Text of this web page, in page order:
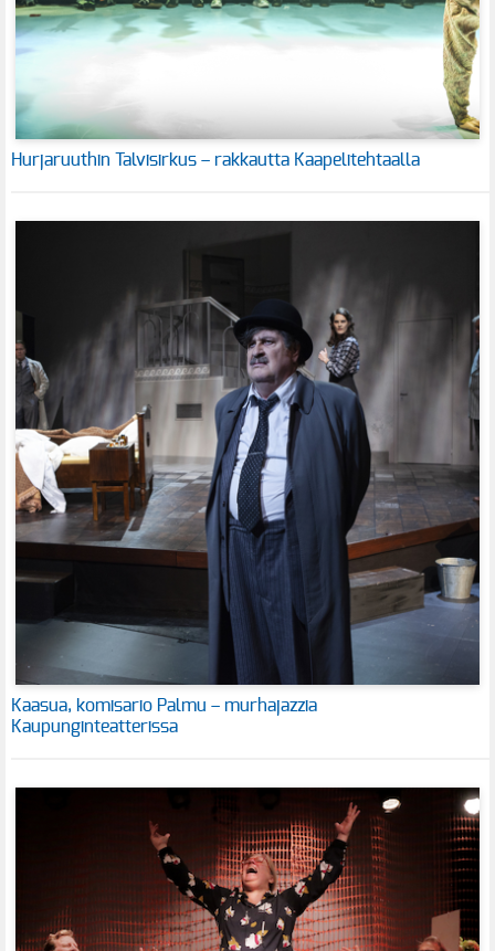
Hurjaruuthin Talvisirkus – rakkautta Kaapelitehtaalla
Kaasua, komisario Palmu – murhajazzia
Kaupunginteatterissa